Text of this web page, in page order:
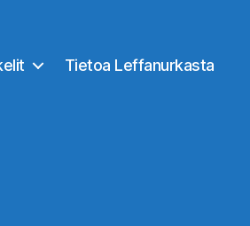
Tietoa Leffanurkasta